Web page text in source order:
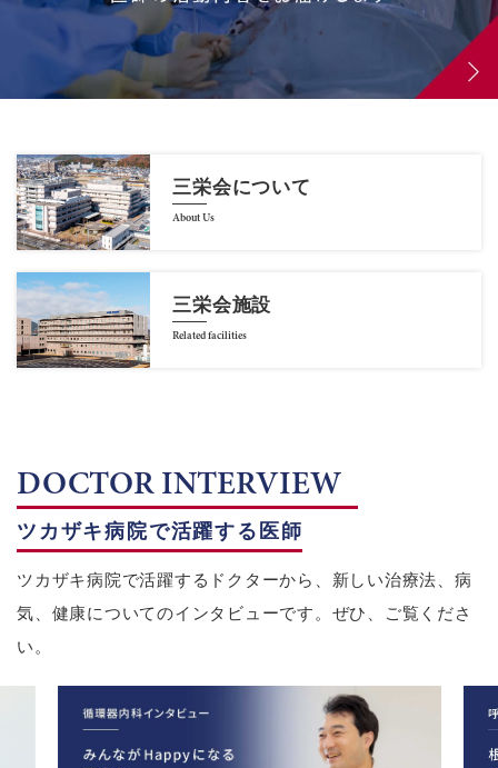
三栄会について
About Us
三栄会施設
Related facilities
DOCTOR INTERVIEW
ツカザキ病院で活躍する医師
ツカザキ病院で活躍するドクターから、新しい治療法、病
気、健康についてのインタビューです。ぜひ、ご覧くださ
い。